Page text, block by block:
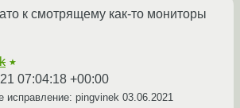
к смотрящему как-то мониторы
★
07:04:18 +00:00
исправление: pingvinek 03.06.2021